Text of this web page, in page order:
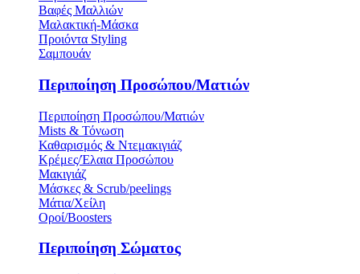
Βαφές Μαλλιών
Μαλακτική-Μάσκα
Προιόντα Styling
Σαμπουάν
Περιποίηση Προσώπου/Ματιών
Περιποίηση Προσώπου/Ματιών
Mists & Τόνωση
Καθαρισμός & Ντεμακιγιάζ
Κρέμες/Έλαια Προσώπου
Μακιγιάζ
Μάσκες & Scrub/peelings
Μάτια/Χείλη
Οροί/Boosters
Περιποίηση Σώματος